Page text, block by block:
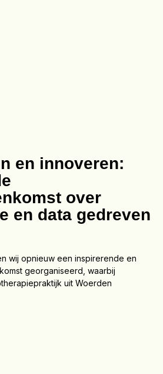
en innoveren:
over
en data gedreven
wij opnieuw een inspirerende en
georganiseerd, waarbij
uit Woerden